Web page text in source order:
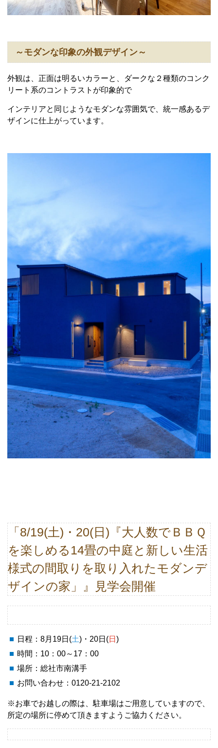
～モダンな印象の外観デザイン～
外観は、正面は明るいカラーと、ダークな２種類のコンク
リート系のコントラストが印象的で
インテリアと同じようなモダンな雰囲気で、統一感あるデ
ザインに仕上がっています。
「8/19(土)・20(日)『大人数でＢＢＱ
を楽しめる14畳の中庭と新しい生活
様式の間取りを取り入れたモダンデ
ザインの家」』見学会開催
日程：8月19日(土)・20日(日 )
時間：10：00～17：00
場所：総社市南溝手
お問い合わせ：0120-21-2102
※お車でお越しの際は、駐車場はご用意していますので、
所定の場所に停めて頂きますようご協力ください。